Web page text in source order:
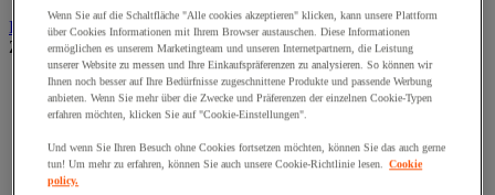
Hubwagen
Zur gesamten Produktgruppe
Elektrischer Gabelstapler
Hub-Gabelstapler
Hubwagen mit Waage
Manueller Hubwagen
Scherengabelhubwagen und Hochhubwagen
Wenn Sie auf die Schaltfläche "Alle cookies akzeptieren" klicken, kann unsere Plattform
über Cookies Informationen mit Ihrem Browser austauschen. Diese Informationen
ermöglichen es unserem Marketingteam und unseren Internetpartnern, die Leistung
unserer Website zu messen und Ihre Einkaufspräferenzen zu analysieren. So können wir
Ihnen noch besser auf Ihre Bedürfnisse zugeschnittene Produkte und passende Werbung
anbieten. Wenn Sie mehr über die Zwecke und Präferenzen der einzelnen Cookie-Typen
erfahren möchten, klicken Sie auf "Cookie-Einstellungen".
Und wenn Sie Ihren Besuch ohne Cookies fortsetzen möchten, können Sie das auch gerne
tun! Um mehr zu erfahren, können Sie auch unsere Cookie-Richtlinie lesen. Cookie
policy.